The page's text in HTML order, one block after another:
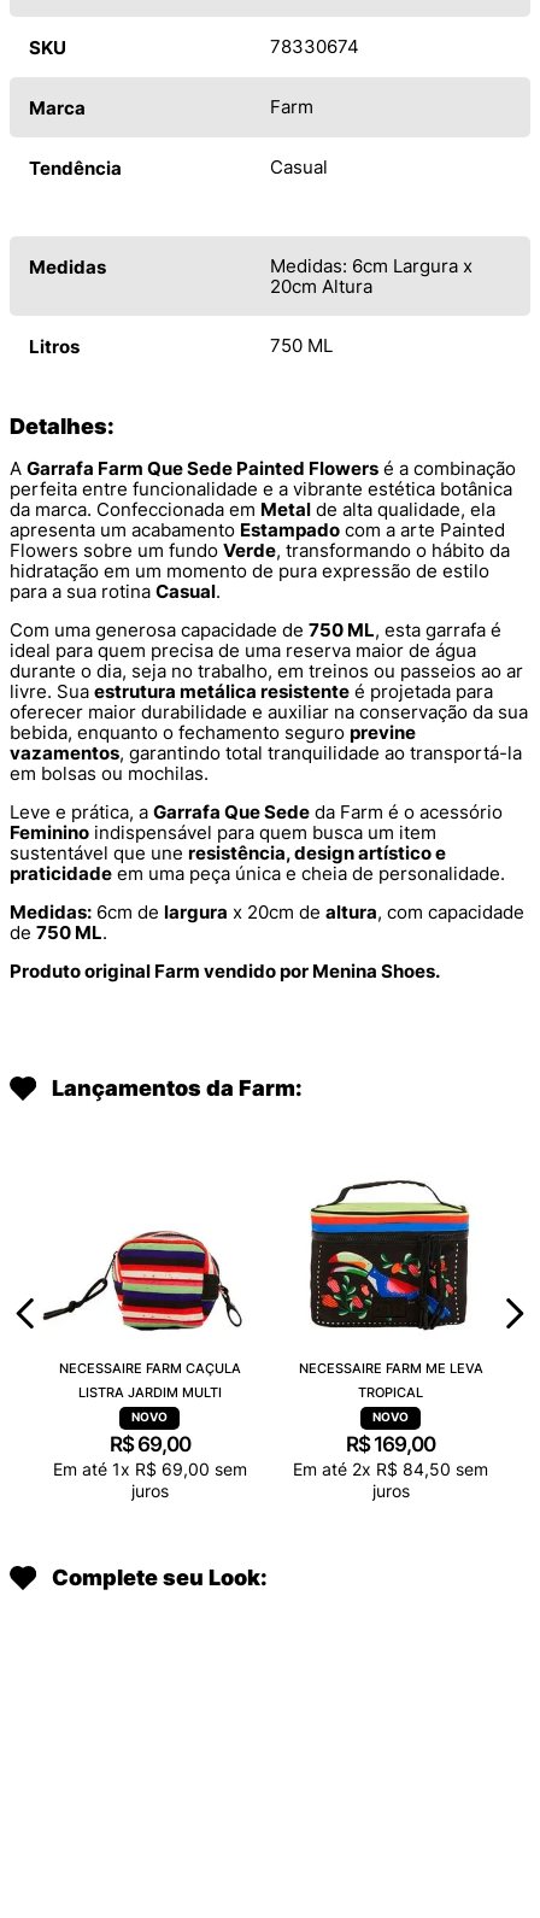
SKU 78330674
Marca Farm
Tendência Casual
Medidas
Medidas: 6cm Largura x
20cm Altura
Litros 750 ML
Detalhes:
A Garrafa Farm Que Sede Painted Flowers é a combinação
perfeita entre funcionalidade e a vibrante estética botânica
da marca. Confeccionada em Metal de alta qualidade, ela
apresenta um acabamento Estampado com a arte Painted
Flowers sobre um fundo Verde, transformando o hábito da
hidratação em um momento de pura expressão de estilo
para a sua rotina Casual.
Com uma generosa capacidade de 750 ML, esta garrafa é
ideal para quem precisa de uma reserva maior de água
durante o dia, seja no trabalho, em treinos ou passeios ao ar
livre. Sua estrutura metálica resistente é projetada para
oferecer maior durabilidade e auxiliar na conservação da sua
bebida, enquanto o fechamento seguro previne
vazamentos, garantindo total tranquilidade ao transportá-la
em bolsas ou mochilas.
Leve e prática, a Garrafa Que Sede da Farm é o acessório
Feminino indispensável para quem busca um item
sustentável que une resistência, design artístico e
praticidade em uma peça única e cheia de personalidade.
Medidas: 6cm de largura x 20cm de altura, com capacidade
de 750 ML.
Produto original Farm vendido por Menina Shoes.
Lançamentos da Farm:
NECESSAIRE FARM CAÇULA
LISTRA JARDIM MULTI
R$ 69,00
Em até 1x R$ 69,00 sem
juros
NECESSAIRE FARM ME LEVA
TROPICAL
R$ 169,00
Em até 2x R$ 84,50 sem
juros
Complete seu Look: